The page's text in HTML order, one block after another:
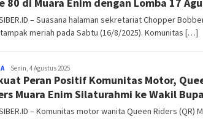
80 di Muara Enim dengan Lomba 17
– Suasana halaman sekretariat Chopper
meriah pada Sabtu (16/8/2025). Komunitas […]
Indo
Siber
Senin, 4 Agustus 2025
Peran Positif Komunitas Motor,
Muara Enim Silaturahmi ke Wakil
– Komunitas motor wanita Queen Riders (QR)